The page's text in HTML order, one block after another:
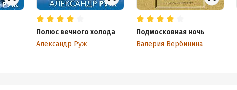
Полюс вечного холода
Александр Руж
Подмосковная ночь
Валерия Вербинина